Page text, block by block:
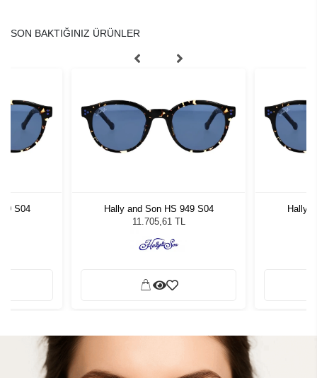
SON BAKTIĞINIZ ÜRÜNLER
S04
Hally and Son HS 949 S04
11.705,61 TL
Hally